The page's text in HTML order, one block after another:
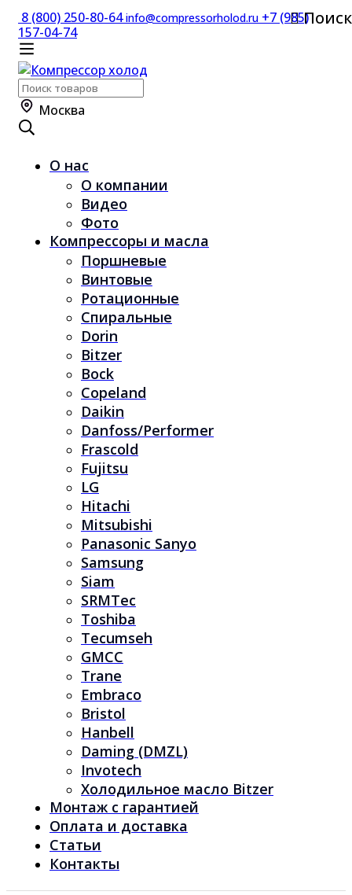
8 (800) 250-80-64info@compressorholod.ru +7 (985)
157-04-74
Поиск
по:
Поиск
Москва
О нас
О компании
Видео
Фото
Компрессоры и масла
Поршневые
Винтовые
Ротационные
Спиральные
Dorin
Bitzer
Bock
Copeland
Daikin
Danfoss/Performer
Frascold
Fujitsu
LG
Hitachi
Mitsubishi
Panasonic Sanyo
Samsung
Siam
SRMTec
Toshiba
Tecumseh
GMCC
Trane
Embraco
Bristol
Hanbell
Daming (DMZL)
Invotech
Холодильное масло Bitzer
Монтаж с гарантией
Оплата и доставка
Статьи
Контакты